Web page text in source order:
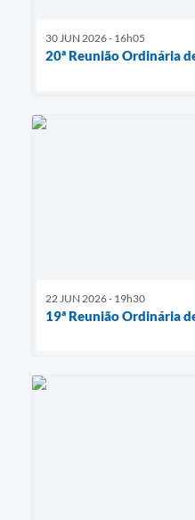
30 JUN 2026 - 16h05
20ª Reunião Ordinária
22 JUN 2026 - 19h30
19ª Reunião Ordinária